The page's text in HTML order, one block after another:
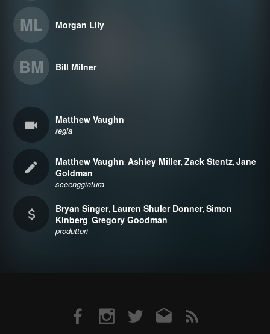
ML Morgan Lily
BM Bill Milner
Matthew Vaughn
regia
Matthew Vaughn,Ashley Miller,Zack Stentz,Jane
Goldman
sceenggiatura
Bryan Singer, Lauren Shuler Donner,Simon
Kinberg,Gregory Goodman
produttori